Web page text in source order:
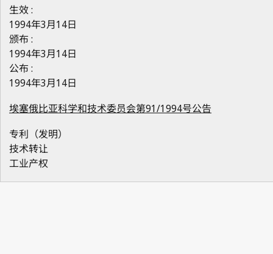
生效 :
1994年3月14日
颁布 :
1994年3月14日
公布 :
1994年3月14日
埃塞俄比亚科学和技术委员会第91/1994号公告
专利（发明）
技术转让
工业产权